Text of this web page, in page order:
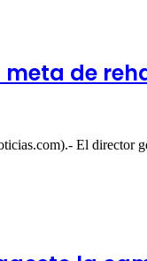
meta de
El director